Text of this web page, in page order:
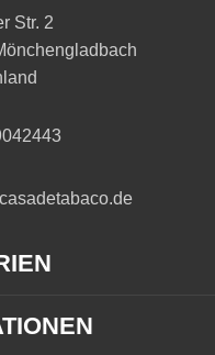
Str. 2